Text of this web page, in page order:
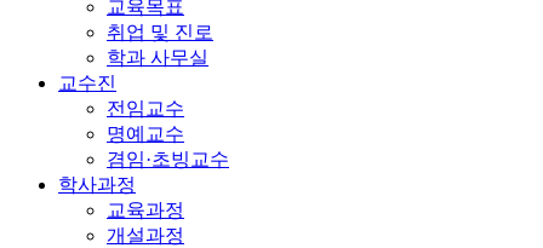
교육목표
취업 및 진로
학과 사무실
교수진
전임교수
명예교수
겸임·초빙교수
학사과정
교육과정
개설과정